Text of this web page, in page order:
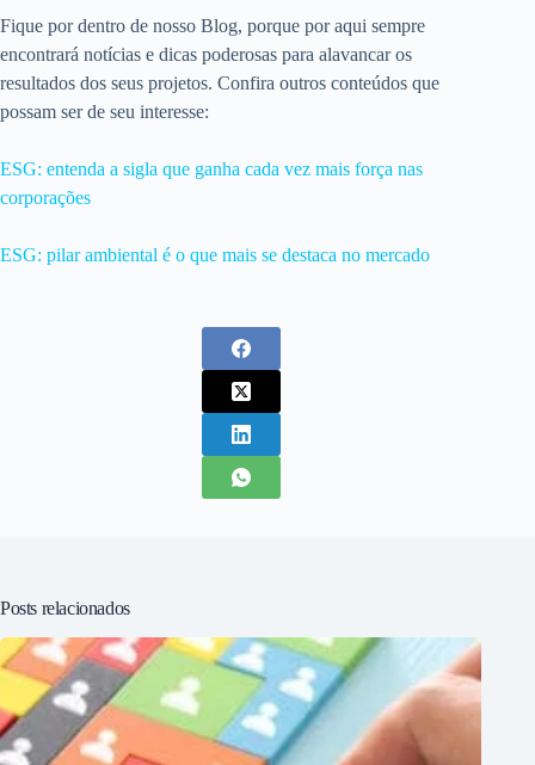
Fique por dentro de nosso Blog, porque por aqui sempre
encontrará notícias e dicas poderosas para alavancar os
resultados dos seus projetos. Confira outros conteúdos que
possam ser de seu interesse:
ESG: entenda a sigla que ganha cada vez mais força nas
corporações
ESG: pilar ambiental é o que mais se destaca no mercado
Posts relacionados